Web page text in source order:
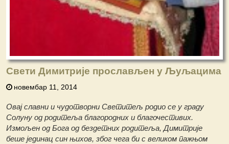
Свети Димитрије прослављен у Љуљацима
новембар 11, 2014
Овај славни и чудотворни Светитељ родио се у граду
Солуну од родитеља благородних и благочестивих.
Измољен од Бога од бездетних родитеља, Димитрије
беше јединац син њихов, због чега би с великом пажњом